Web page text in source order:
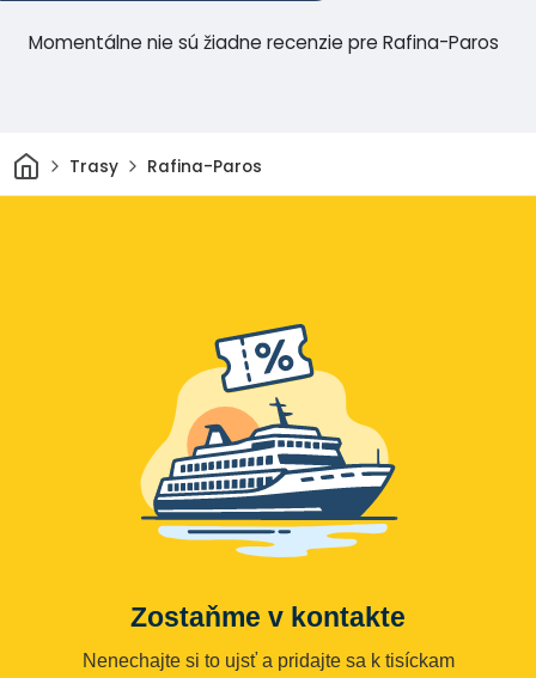
Momentálne nie sú žiadne recenzie pre Rafina-Paros
Domov
Trasy Rafina-Paros
Zostaňme v kontakte
Nenechajte si to ujsť a pridajte sa k tisíckam